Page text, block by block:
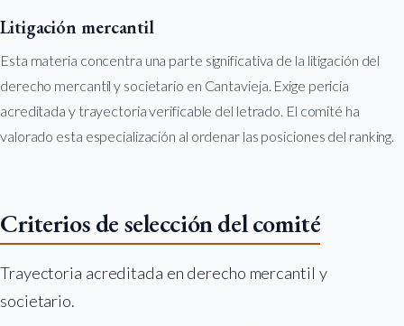
Litigación mercantil
Esta materia concentra una parte significativa de la litigación del
derecho mercantil y societario en Cantavieja. Exige pericia
acreditada y trayectoria verificable del letrado. El comité ha
valorado esta especialización al ordenar las posiciones del ranking.
Criterios de selección del comité
Trayectoria acreditada en derecho mercantil y
societario.